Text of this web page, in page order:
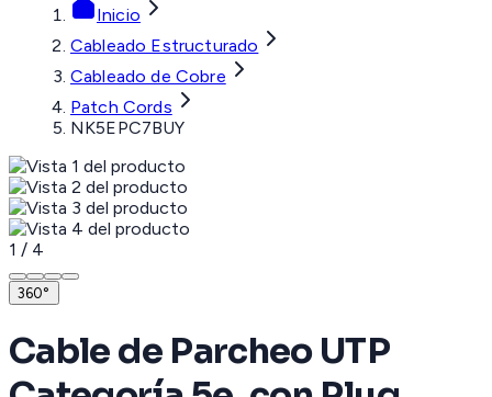
Inicio
Cableado Estructurado
Cableado de Cobre
Patch Cords
NK5EPC7BUY
1 / 4
360°
Cable de Parcheo UTP